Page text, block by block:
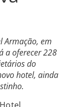
Armação, em
a oferecer 228
do
hotel, ainda